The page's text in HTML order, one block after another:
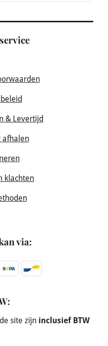
& Levertijd
afhalen
klachten
via:
site zijn inclusief BTW